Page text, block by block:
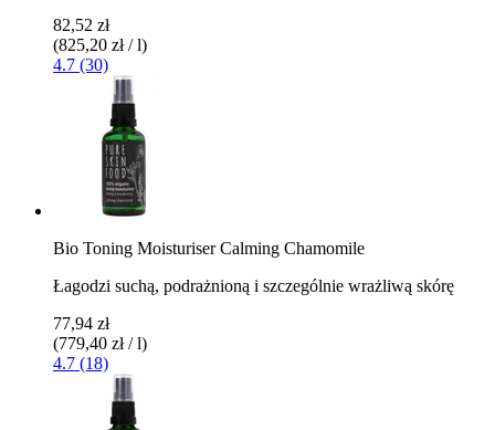
82,52 zł
(825,20 zł / l)
4.7 (30)
Bio Toning Moisturiser Calming Chamomile
Łagodzi suchą, podrażnioną i szczególnie wrażliwą skórę
77,94 zł
(779,40 zł / l)
4.7 (18)